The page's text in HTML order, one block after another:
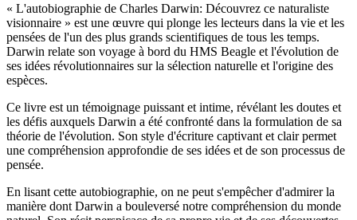
« L'autobiographie de Charles Darwin: Découvrez ce naturaliste
visionnaire » est une œuvre qui plonge les lecteurs dans la vie et les
pensées de l'un des plus grands scientifiques de tous les temps.
Darwin relate son voyage à bord du HMS Beagle et l'évolution de
ses idées révolutionnaires sur la sélection naturelle et l'origine des
espèces.
Ce livre est un témoignage puissant et intime, révélant les doutes et
les défis auxquels Darwin a été confronté dans la formulation de sa
théorie de l'évolution. Son style d'écriture captivant et clair permet
une compréhension approfondie de ses idées et de son processus de
pensée.
En lisant cette autobiographie, on ne peut s'empêcher d'admirer la
manière dont Darwin a bouleversé notre compréhension du monde